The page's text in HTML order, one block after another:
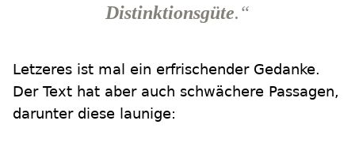
Distinktionsgüte.“
Letzeres ist mal ein erfrischender Gedanke.
Der Text hat aber auch schwächere Passagen,
darunter diese launige: